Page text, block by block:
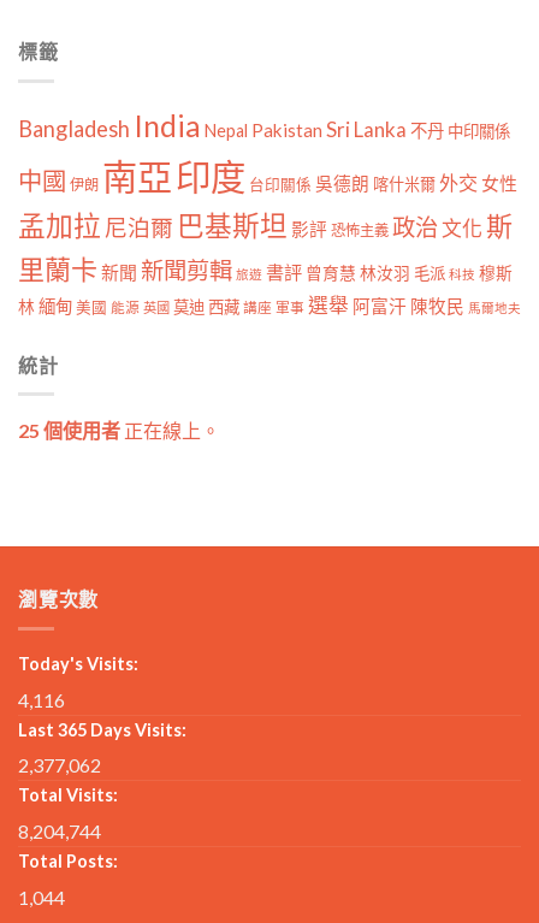
標籤
Bangladesh India Nepal Pakistan Sri Lanka 不丹 中印關係
中國 伊朗 南亞印度 台印關係 吳德朗 喀什米爾外交 女性
孟加拉 尼泊爾 巴基斯坦 影評 恐怖主義 政治文化斯
里蘭卡 新聞 新聞剪輯 旅遊 書評 曾育慧 林汝羽 毛派 科技 穆斯
林 緬甸 美國 能源 英國 莫迪 西藏 講座 軍事 選舉 阿富汗 陳牧民 馬爾地夫
統計
25 個使用者 正在線上。
瀏覽次數
Today's Visits:
4,116
Last 365 Days Visits:
2,377,062
Total Visits:
8,204,744
Total Posts:
1,044